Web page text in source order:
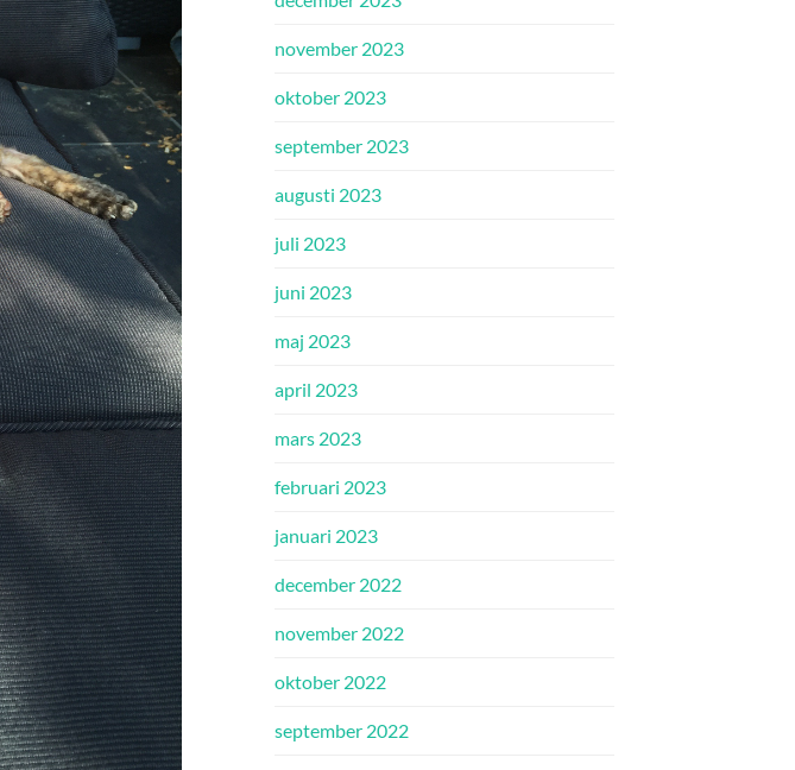
november 2023
oktober 2023
september 2023
augusti 2023
juli 2023
juni 2023
maj 2023
april 2023
mars 2023
februari 2023
januari 2023
december 2022
november 2022
oktober 2022
september 2022